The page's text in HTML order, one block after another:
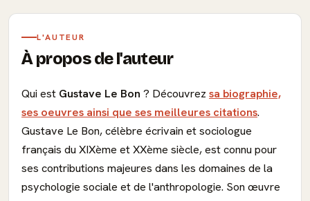
L'AUTEUR
À propos de l'auteur
Qui est Gustave Le Bon ? Découvrez sa biographie,
ses oeuvres ainsi que ses meilleures citations.
Gustave Le Bon, célèbre écrivain et sociologue
français du XIXème et XXème siècle, est connu pour
ses contributions majeures dans les domaines de la
psychologie sociale et de l'anthropologie. Son œuvre